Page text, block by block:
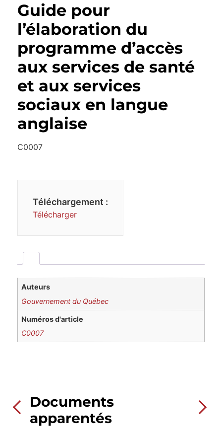
Guide pour
l’élaboration du
programme d’accès
aux services de santé
et aux services
sociaux en langue
anglaise
C0007
Téléchargement :
Télécharger
Auteurs
Gouvernement du Québec
Numéros d'article
C0007
Documents
apparentés